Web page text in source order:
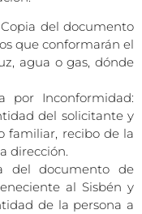
del documento
que conformarán el
agua o gas, dónde
por Inconformidad:
del solicitante y
familiar, recibo de la
dirección.
del documento de
al Sisbén y
de la persona a